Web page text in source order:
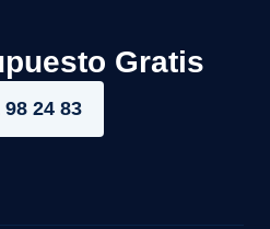
Gratis
98 24 83